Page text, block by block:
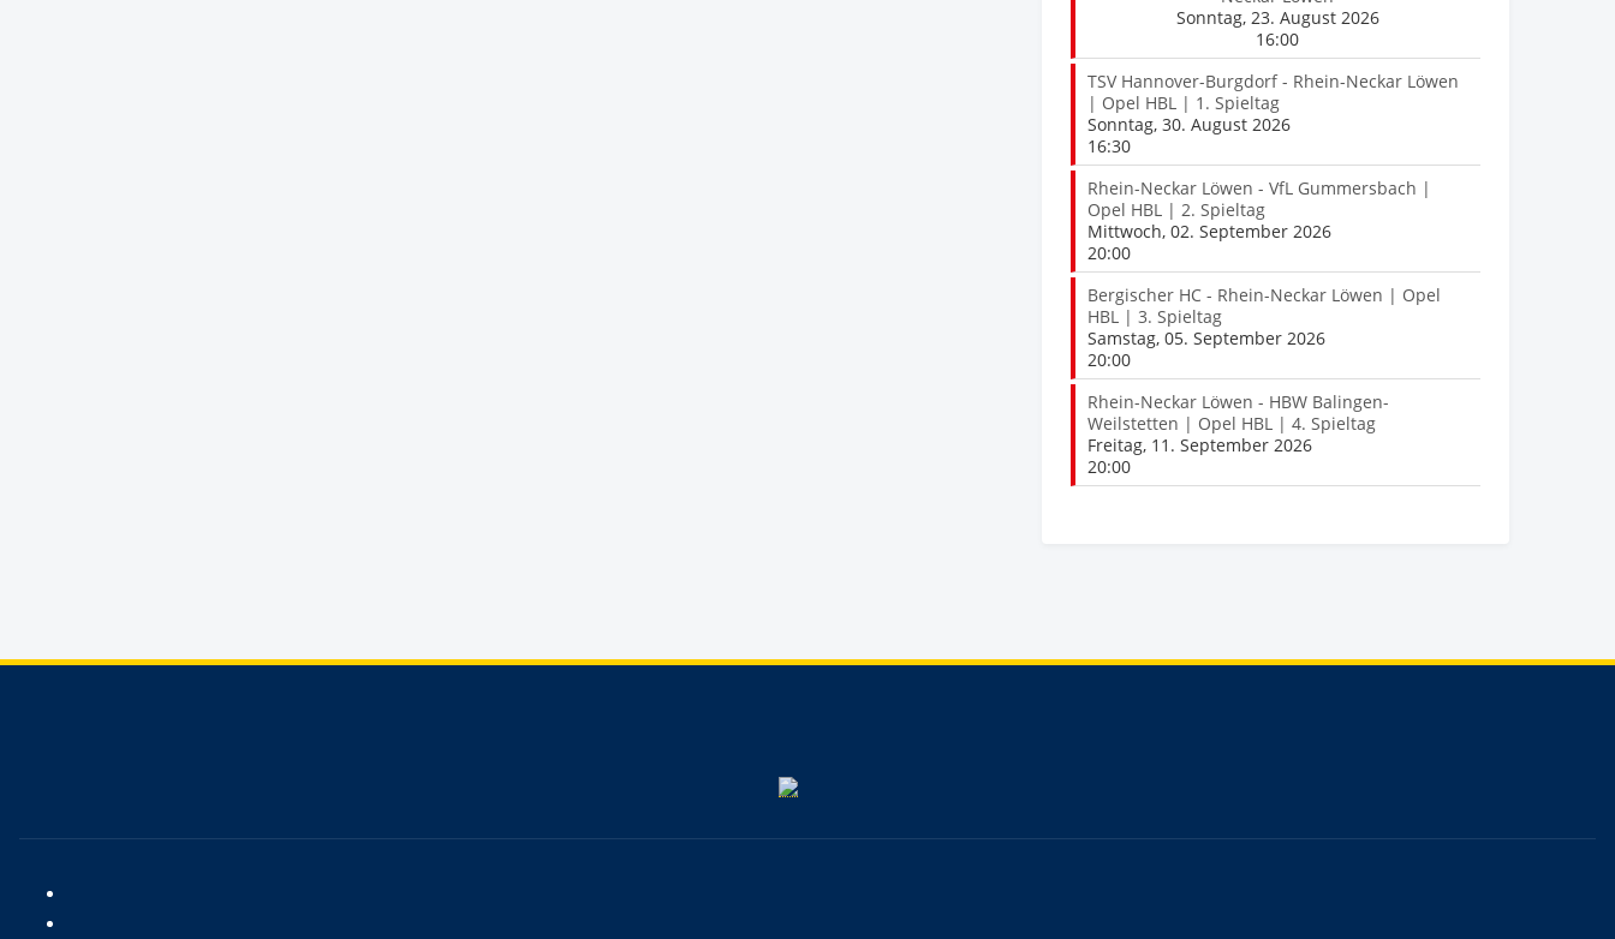
Sonntag, 23. August 2026
16:00
TSV Hannover-Burgdorf - Rhein-Neckar Löwen
| Opel HBL | 1. Spieltag
Sonntag, 30. August 2026
16:30
Rhein-Neckar Löwen - VfL Gummersbach |
Opel HBL | 2. Spieltag
Mittwoch, 02. September 2026
20:00
Bergischer HC - Rhein-Neckar Löwen | Opel
HBL | 3. Spieltag
Samstag, 05. September 2026
20:00
Rhein-Neckar Löwen - HBW Balingen-
Weilstetten | Opel HBL | 4. Spieltag
Freitag, 11. September 2026
20:00